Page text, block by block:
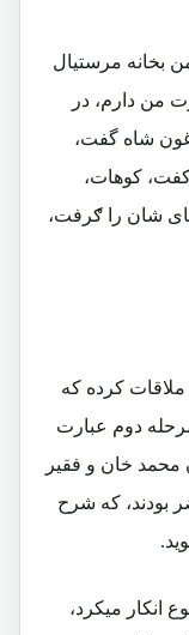
بخانه مرستیال
من دارم، در
شاه گفت،
کوهات،
شان را ګرفت،
کرده که
دوم عبارت
محمد خان و فقیر
بودند، که شرح
انکار میکرد،